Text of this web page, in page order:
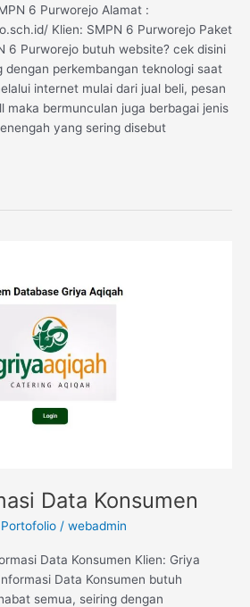
6 Purworejo Alamat :
Klien: SMPN 6 Purworejo Paket
6 Purworejo butuh website? cek disini
dengan perkembangan teknologi saat
internet mulai dari jual beli, pesan
maka bermunculan juga berbagai jenis
yang sering disebut
Data Konsumen
Portofolio / webadmin
Data Konsumen Klien: Griya
Data Konsumen butuh
semua, seiring dengan